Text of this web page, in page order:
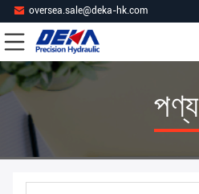
oversea.sale@deka-hk.com
পণ্য